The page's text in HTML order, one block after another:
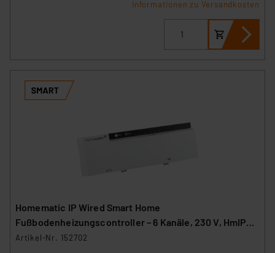
Informationen zu Versandkosten
Homematic IP Wired Smart Home
Fußbodenheizungscontroller – 6 Kanäle, 230 V, HmIPW-
FAL230-C6
Artikel-Nr. 152702